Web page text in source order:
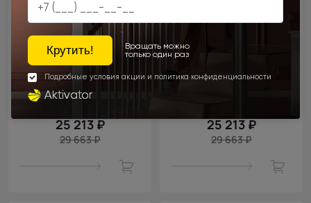
25 213 ₽
29 663 ₽
25 213 ₽
29 663 ₽